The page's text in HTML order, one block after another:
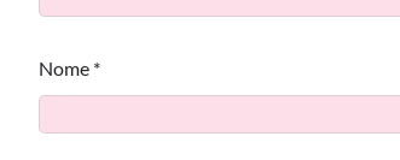
Nome *